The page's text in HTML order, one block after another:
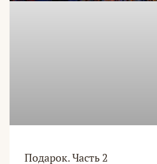
Подарок. Часть 2